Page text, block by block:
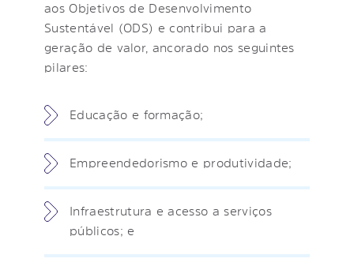
aos Objetivos de Desenvolvimento
Sustentável (ODS) e contribui para a
geração de valor, ancorado nos seguintes
pilares:
Educação e formação;
Empreendedorismo e produtividade;
Infraestrutura e acesso a serviços
públicos; e